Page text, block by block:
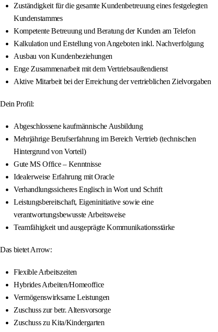
Zuständigkeit für die gesamte Kundenbetreuung eines festgelegten
Kundenstammes
Kompetente Betreuung und Beratung der Kunden am Telefon
Kalkulation und Erstellung von Angeboten inkl. Nachverfolgung
Ausbau von Kundenbeziehungen
Enge Zusammenarbeit mit dem Vertriebsaußendienst
Aktive Mitarbeit bei der Erreichung der vertrieblichen Zielvorgaben
Dein Profil:
Abgeschlossene kaufmännische Ausbildung
Mehrjährige Berufserfahrung im Bereich Vertrieb (technischen
Hintergrund von Vorteil)
Gute MS Office – Kenntnisse
Idealerweise Erfahrung mit Oracle
Verhandlungssicheres Englisch in Wort und Schrift
Leistungsbereitschaft, Eigeninitiative sowie eine
verantwortungsbewusste Arbeitsweise
Teamfähigkeit und ausgeprägte Kommunikationsstärke
Das bietet Arrow:
Flexible Arbeitszeiten
Hybrides Arbeiten/Homeoffice
Vermögenswirksame Leistungen
Zuschuss zur betr. Altersvorsorge
Zuschuss zu Kita/Kindergarten